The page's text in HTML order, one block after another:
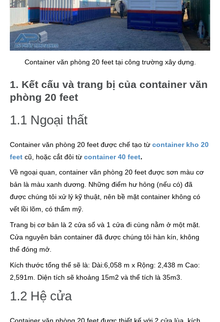
Container văn phòng 20 feet tại công trường xây dựng.
1. Kết cấu và trang bị của container văn
phòng 20 feet
1.1 Ngoại thất
Container văn phòng 20 feet được chế tạo từ container kho 20
feet cũ, hoặc cắt đôi từ container 40 feet.
Về ngoại quan, container văn phòng 20 feet được sơn màu cơ
bản là màu xanh dương. Những điểm hư hỏng (nếu có) đã
được chúng tôi xử lý kỹ thuật, nên bề mặt container không có
vết lồi lõm, có thẩm mỹ.
Trang bị cơ bản là 2 cửa sổ và 1 cửa đi cùng nằm ở một mặt.
Cửa nguyên bản container đã được chúng tôi hàn kín, không
thể đóng mở.
Kích thước tổng thể sẽ là: Dài:6,058 m x Rộng: 2,438 m Cao:
2,591m. Diện tích sẽ khoảng 15m2 và thể tích là 35m3.
1.2 Hệ cửa